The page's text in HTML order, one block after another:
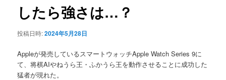
ン
ン
したら強さは…？
投稿日時:2024年5月28日
Appleが発売しているスマートウォッチApple Watch Series 9に
て、将棋AIやねうら王・ふかうら王を動作させることに成功した
猛者が現れた。